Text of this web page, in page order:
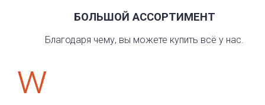
БОЛЬШОЙ АССОРТИМЕНТ
Благодаря чему, вы можете купить всё у нас.
w